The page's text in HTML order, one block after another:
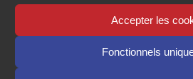
Accepter les
Fonctionnels